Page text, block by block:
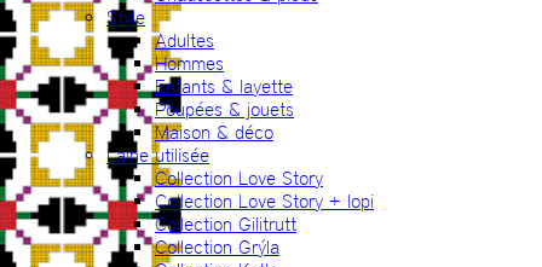
Style
Adultes
Hommes
Enfants & layette
Poupées & jouets
Maison & déco
Laine utilisée
Collection Love Story
Collection Love Story + lopi
Collection Gilitrutt
Collection Grýla